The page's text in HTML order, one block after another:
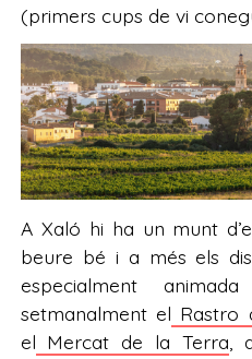
(primers cups de vi
A Xaló hi ha un munt
beure bé i a més els
especialment
setmanalment el Rastro
el Mercat de la Terra ,